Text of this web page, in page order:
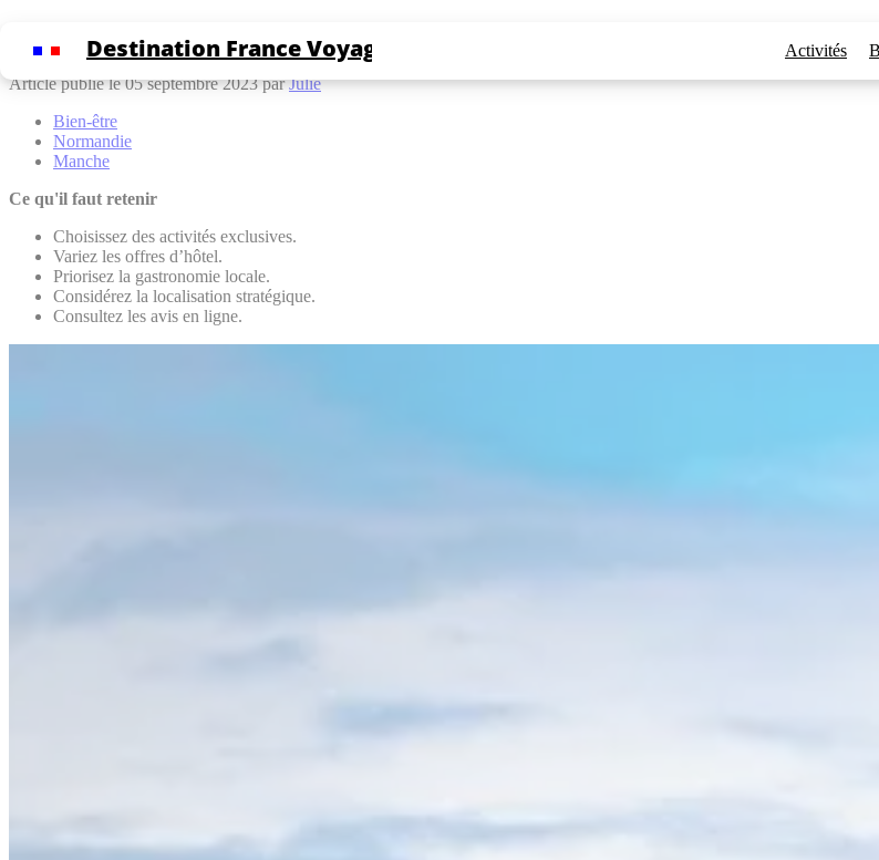
Destination France Voyage Activités
Expériences inoubliables en Baie du Mont Saint-Michel : Les hôtels qui
Article publié le 05 septembre 2023 parJulie
Bien-être
Normandie
Manche
Ce qu'il faut retenir
Choisissez des activités exclusives.
Variez les offres d’hôtel.
Priorisez la gastronomie locale.
Considérez la localisation stratégique.
Consultez les avis en ligne.